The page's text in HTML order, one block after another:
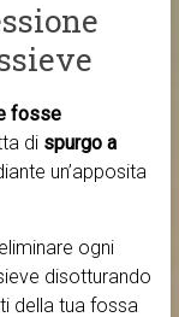
fosse
di spurgo a
un’apposita
ogni
disotturando
della tua fossa